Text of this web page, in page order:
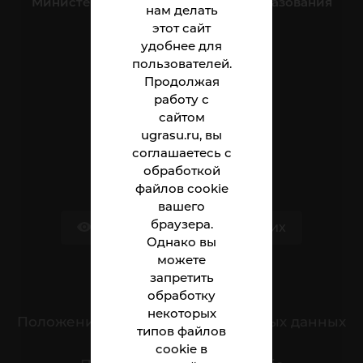
нам делать
этот сайт
удобнее для
пользователей.
Продолжая
работу с
сайтом
ugrasu.ru, вы
соглашаетесь с
обработкой
файлов cookie
вашего
браузера.
Однако вы
можете
запретить
обработку
некоторых
типов файлов
cookie в
Российской Федерации
Институт
Абитуриенту
Студенту
Сотруднику
Версия для слабовидящих
Обращения граждан
Положение о защите персональных данных